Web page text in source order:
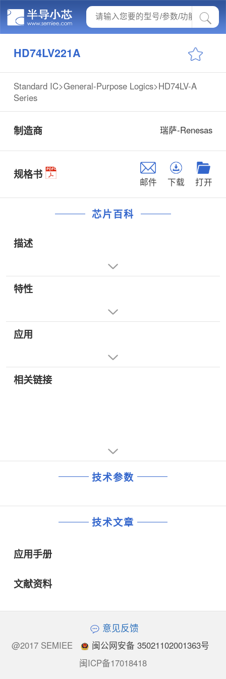
HD74LV221A
Standard IC>General-Purpose Logics>HD74LV-A
Series
制造商 瑞萨-Renesas
规格书
邮件 下载 打开
芯片百科
描述
特性
应用
相关链接
技术参数
技术文章
应用手册
文献资料
意见反馈
@2017 SEMIEE
闽公网安备 35021102001363号
闽ICP备17018418